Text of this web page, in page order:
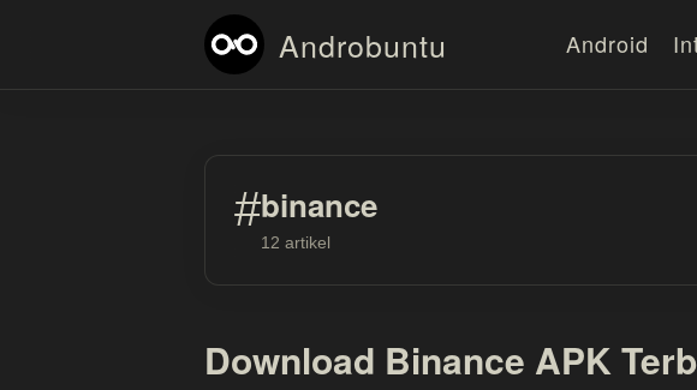
Androbuntu Android
#binance
12 artikel
Download Binance APK